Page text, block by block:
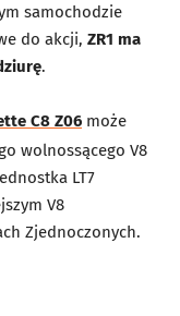
samochodzie
do akcji, ZR1 ma
.
C8 Z06 może
wolnossącego V8
LT7
V8
Zjednoczonych.